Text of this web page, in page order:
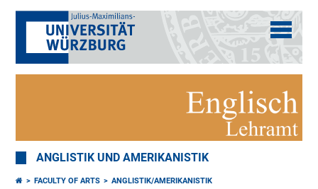
ANGLISTIK UND AMERIKANISTIK
FACULTY OF ARTS
ANGLISTIK/AMERIKANISTIK